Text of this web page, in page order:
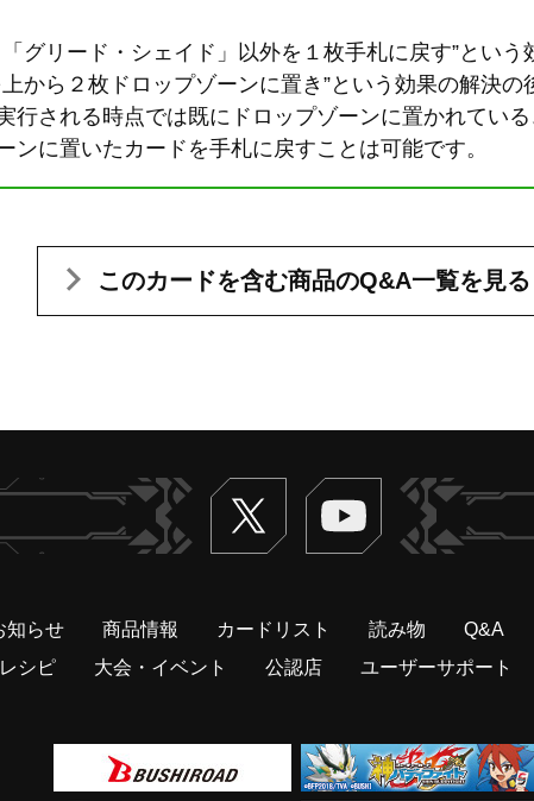
グリード・シェイド」以外を１枚手札に戻す”とい
から２枚ドロップゾーンに置き”という効果の解決の
行される時点では既にドロップゾーンに置かれてい
ンに置いたカードを手札に戻すことは可能です。
このカードを含む商品のQ&A一覧を見る
Twitter ヴァンガードch
知らせ 商品情報 カードリスト 読み物 Q&A
シピ
大会・イベント 公認店 ユーザーサポート